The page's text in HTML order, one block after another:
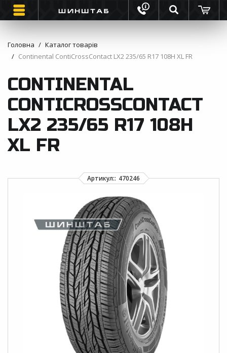
ШИНИ
ВАНТАЖНІ ШИНИ
МОТО ШИНИ
ІНФОРМАЦІЯ
КОНТАКТИ
ЗВОРОТНИЙ ДЗВІНОК
ВІДГУКИ ПРО ШИНИ
Головна
Каталог товарів
Continental ContiCrossContact LX2 235/65 R17 108H XL FR
CONTINENTAL
CONTICROSSCONTACT
LX2 235/65 R17 108H
XL FR